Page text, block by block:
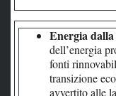
Energia
dell’energia
fonti
transizione
avvertito alle